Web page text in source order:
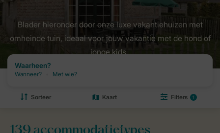
Blader hieronder door onze luxe vakantiehuizen met
omheinde tuin, ideaal voor jouw vakantie met de hond of
jonge kids.